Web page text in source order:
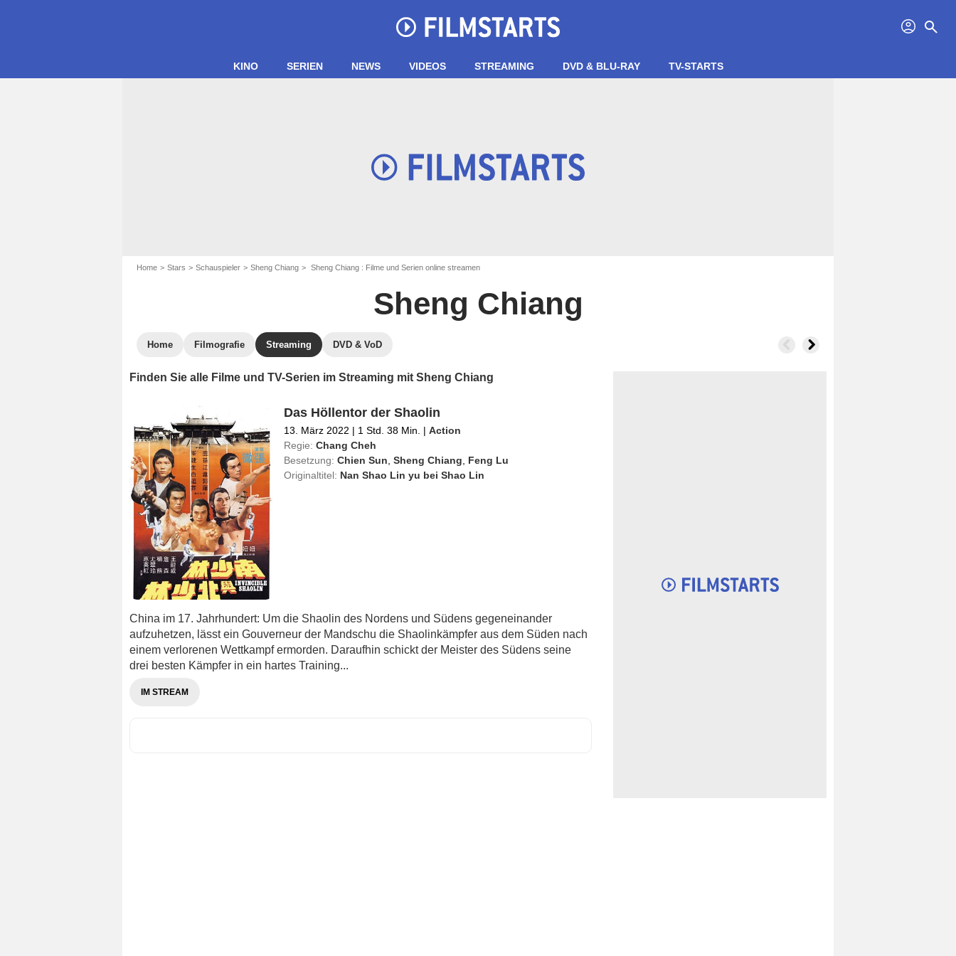
profil search
KINO SERIEN NEWS VIDEOS STREAMING DVD & BLU-RAY TV-STARTS
Home Stars Schauspieler Sheng Chiang Sheng Chiang : Filme und Serien online streamen
Sheng Chiang
Home Filmografie Streaming DVD & VoD
Finden Sie alle Filme und TV-Serien im Streaming mit Sheng Chiang
Das Höllentor der Shaolin
13. März 2022 | 1 Std. 38 Min. | Action
Regie: Chang Cheh
Besetzung: Chien Sun Sheng Chiang
Feng Lu
Originaltitel: Nan Shao Lin yu bei Shao Lin
China im 17. Jahrhundert: Um die Shaolin des Nordens und Südens gegeneinander
aufzuhetzen, lässt ein Gouverneur der Mandschu die Shaolinkämpfer aus dem Süden nach
einem verlorenen Wettkampf ermorden. Daraufhin schickt der Meister des Südens seine
drei besten Kämpfer in ein hartes Training...
IM STREAM